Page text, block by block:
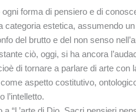
forma di pensiero e di
categoria estetica, assumendo
del brutto e del non senso
ciò, oggi, si ha ancora
di tornare a parlare di arte con
aspetto costitutivo,
l’intelletto.